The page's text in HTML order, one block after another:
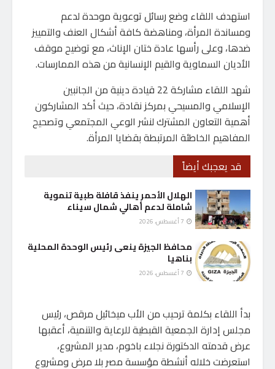
استهدف اللقاء وضع رسائل توعوية موحدة لدعم
ومساندة المرأة، ومناهضة كافة أشكال العنف والتمييز
ضدها، وعلى رأسها عادة ختان الإناث، مع توضيح موقف
الأديان السماوية والقيم الإنسانية من هذه الممارسات.
شهد اللقاء مشاركة 22 قيادة دينية من الجانبين
الإسلامي والمسيحي بمركز نقادة، حيث أكد المشاركون
أهمية التعاون المشترك لنشر الوعي المجتمعي وتصحيح
المفاهيم الخاطئة المرتبطة بقضايا المرأة.
قد يعجبك أيضاً
الهلال الأحمر ينفذ قافلة طبية تنموية
شاملة لدعم أهالي شمال سيناء
محافظ الجيزة ينعى رئيس الوحدة المحلية
بناهيا
بدأ اللقاء بكلمة ترحيب من الأب ميخائيل مرقص، رئيس
مجلس إدارة الجمعية القبطية للرعاية والتنمية، أعقبها
عرض قدمته الدكتورة نجلاء باخوم، مدير المشروع،
استعرضت خلاله أنشطة مؤسسة مصر بلا مرض ومشروع